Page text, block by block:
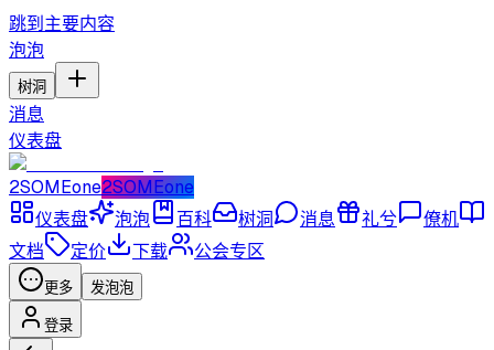
跳到主要内容
泡泡
树洞
消息
仪表盘
2SOMEone2SOMEone
仪表盘
泡泡 百科 树洞 消息 礼兮
僚机
文档
定价 下载 公会专区
更多 发泡泡
登录